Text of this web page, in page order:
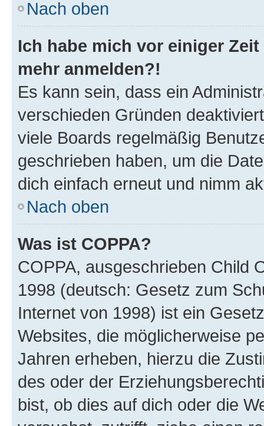
Nach oben
Ich habe mich vor einiger
mehr anmelden?!
Es kann sein, dass ein
verschieden Gründen
viele Boards regelmäßig
geschrieben haben, um die
dich einfach erneut und nimm
Nach oben
Was ist COPPA?
COPPA, ausgeschrieben Child
1998 (deutsch: Gesetz zum
Internet von 1998) ist ein
Websites, die möglicherweise
Jahren erheben, hierzu die
des oder der
bist, ob dies auf dich oder die